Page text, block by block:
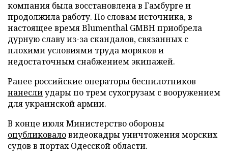
компания была восстановлена в Гамбурге и
продолжила работу. По словам источника, в
настоящее время Blumenthal GMBH приобрела
дурную славу из-за скандалов, связанных с
плохими условиями труда моряков и
недостаточным снабжением экипажей.
Ранее российские операторы беспилотников
нанеслиудары по трем сухогрузам с вооружением
для украинской армии.
В конце июля Министерство обороны
опубликоваловидеокадры уничтожения морских
судов в портах Одесской области.